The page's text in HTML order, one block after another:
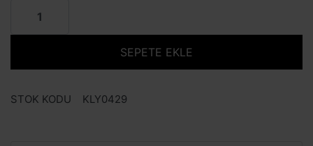
SEPETE EKLE
STOK KODU KLY0429